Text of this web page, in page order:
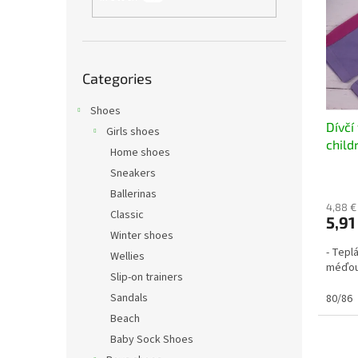
categories
Categories
Shoes
Girls shoes
Home shoes
Sneakers
Ballerinas
Classic
Winter shoes
Wellies
Slip-on trainers
Sandals
Beach
Baby Sock Shoes
p
4,88 €
-
80/86